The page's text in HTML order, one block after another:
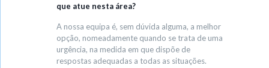
que atue nesta área?
A nossa equipa é, sem dúvida alguma, a melhor
opção, nomeadamente quando se trata de uma
urgência, na medida em que dispõe de
respostas adequadas a todas as situações.